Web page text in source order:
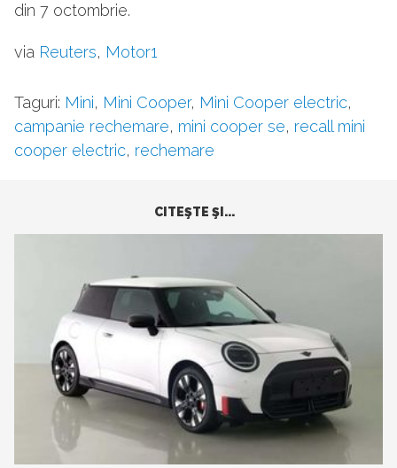
din 7 octombrie.
via Reuters, Motor1
Taguri: Mini, Mini Cooper, Mini Cooper electric,
campanie rechemare, mini cooper se, recall mini
cooper electric, rechemare
CITEŞTE ŞI...